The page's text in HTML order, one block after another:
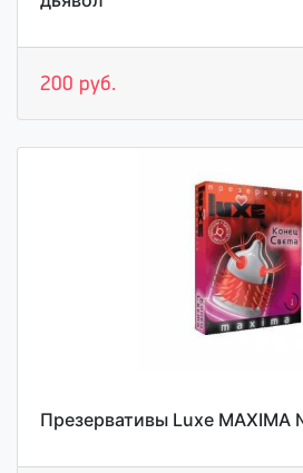
200 руб.
Презервативы Luxe MAXIMA